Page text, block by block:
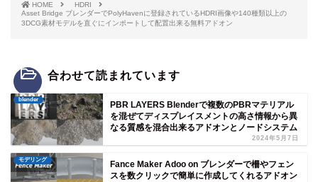
HOME
HDRI
Asset Bridge ブレンダーでPolyHavenに登録されているHDRI画像や140種類以上の
3DCG素材モデルを直ぐにインポートして配置出来る無料アドオン
合わせて読まれています
blender
PBR LAYERS Blenderで複数のPBRマテリアル
を混ぜてディスプレイスメントの高さ情報から異
なる質感を混合出来るアドオンとノードシステム
2024年5月7日
モデリング
Fance Maker Adoo on ブレンダーで柵やフェン
スを数クリックで簡単に作成してくれるアドオン